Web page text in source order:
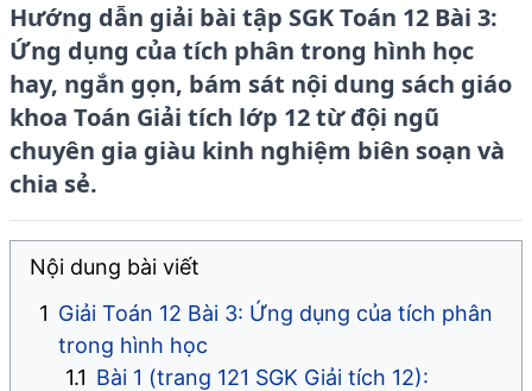
Hướng dẫn giải bài tập SGK Toán 12 Bài 3:
Ứng dụng của tích phân trong hình học
hay, ngắn gọn, bám sát nội dung sách giáo
khoa Toán Giải tích lớp 12 từ đội ngũ
chuyên gia giàu kinh nghiệm biên soạn và
chia sẻ.
Nội dung bài viết
Giải Toán 12 Bài 3: Ứng dụng của tích phân
trong hình học
Bài 1 (trang 121 SGK Giải tích 12):